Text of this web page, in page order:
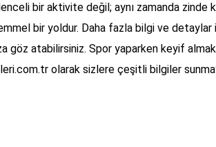
bir aktivite değil; aynı zamanda zinde
bir yoldur. Daha fazla bilgi ve detaylar
göz atabilirsiniz. Spor yaparken keyif
olarak sizlere çeşitli bilgiler